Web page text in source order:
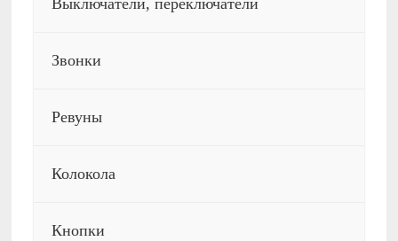
Выключатели, переключатели
Звонки
Ревуны
Колокола
Кнопки